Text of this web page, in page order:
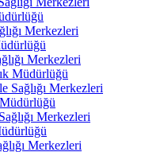
Merkezleri
Merkezleri
Müdürlüğü
Sağlığı Merkezleri
Merkezleri
Merkezleri